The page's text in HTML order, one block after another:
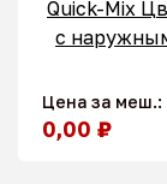
Quick-Mix
с
Цена за меш.:
0,00 ₽